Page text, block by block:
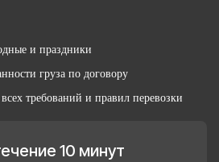
и праздники
груза по договору
требований и правил перевозки
10 минут